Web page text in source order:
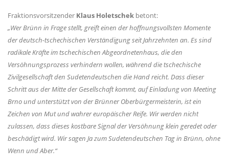
Fraktionsvorsitzender Klaus Holetschek betont:
Wer Brünn in Frage stellt, greift einen der hoffnungsvollsten Momente
der deutsch-tschechischen Verständigung seit Jahrzehnten an. Es sind
radikale Kräfte im tschechischen Abgeordnetenhaus, die den
Versöhnungsprozess verhindern wollen, während die tschechische
Zivilgesellschaft den Sudetendeutschen die Hand reicht. Dass dieser
Schritt aus der Mitte der Gesellschaft kommt, auf Einladung von Meeting
Brno und unterstützt von der Brünner Oberbürgermeisterin, ist ein
Zeichen von Mut und wahrer europäischer Reife. Wir werden nicht
zulassen, dass dieses kostbare Signal der Versöhnung klein geredet oder
beschädigt wird. Wir sagen Ja zum Sudetendeutschen Tag in Brünn, ohne
Wenn und Aber.“